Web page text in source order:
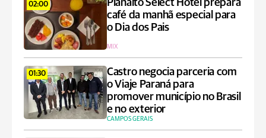
02:00
Planalto Select Hotel prepara
café da manhã especial para
o Dia dos Pais
MIX
01:30
Castro negocia parceria com
o Viaje Paraná para
promover município no Brasil
e no exterior
CAMPOS GERAIS